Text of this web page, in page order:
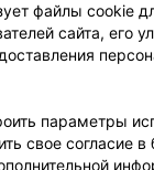
договор по
«Афиша»
по вопросам
файлы cookie
сайта, его
параметры
свое согласие